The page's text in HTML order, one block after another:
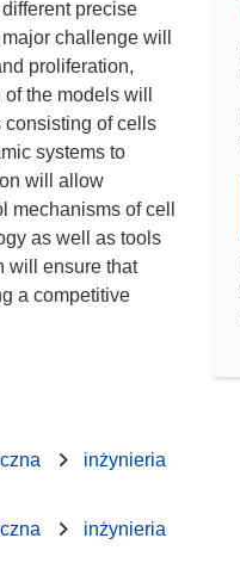
precise
challenge will
proliferation,
the models will
consisting of cells
systems to
will allow
of cell
as well as tools
will ensure that
a competitive
inżynieria
inżynieria